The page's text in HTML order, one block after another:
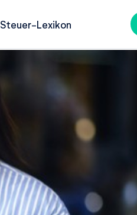
Steuer-Lexikon